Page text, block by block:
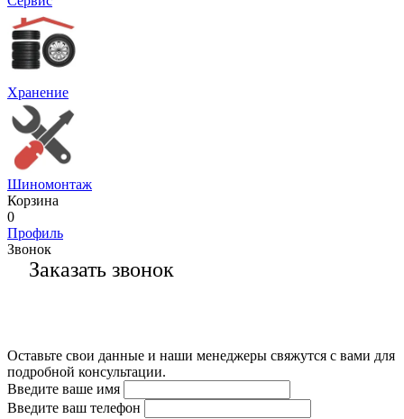
Хранение
Шиномонтаж
Корзина
0
Профиль
Звонок
Заказать звонок
Оставьте свои данные и наши менеджеры свяжутся с вами для
подробной консультации.
Введите ваше имя
Введите ваш телефон